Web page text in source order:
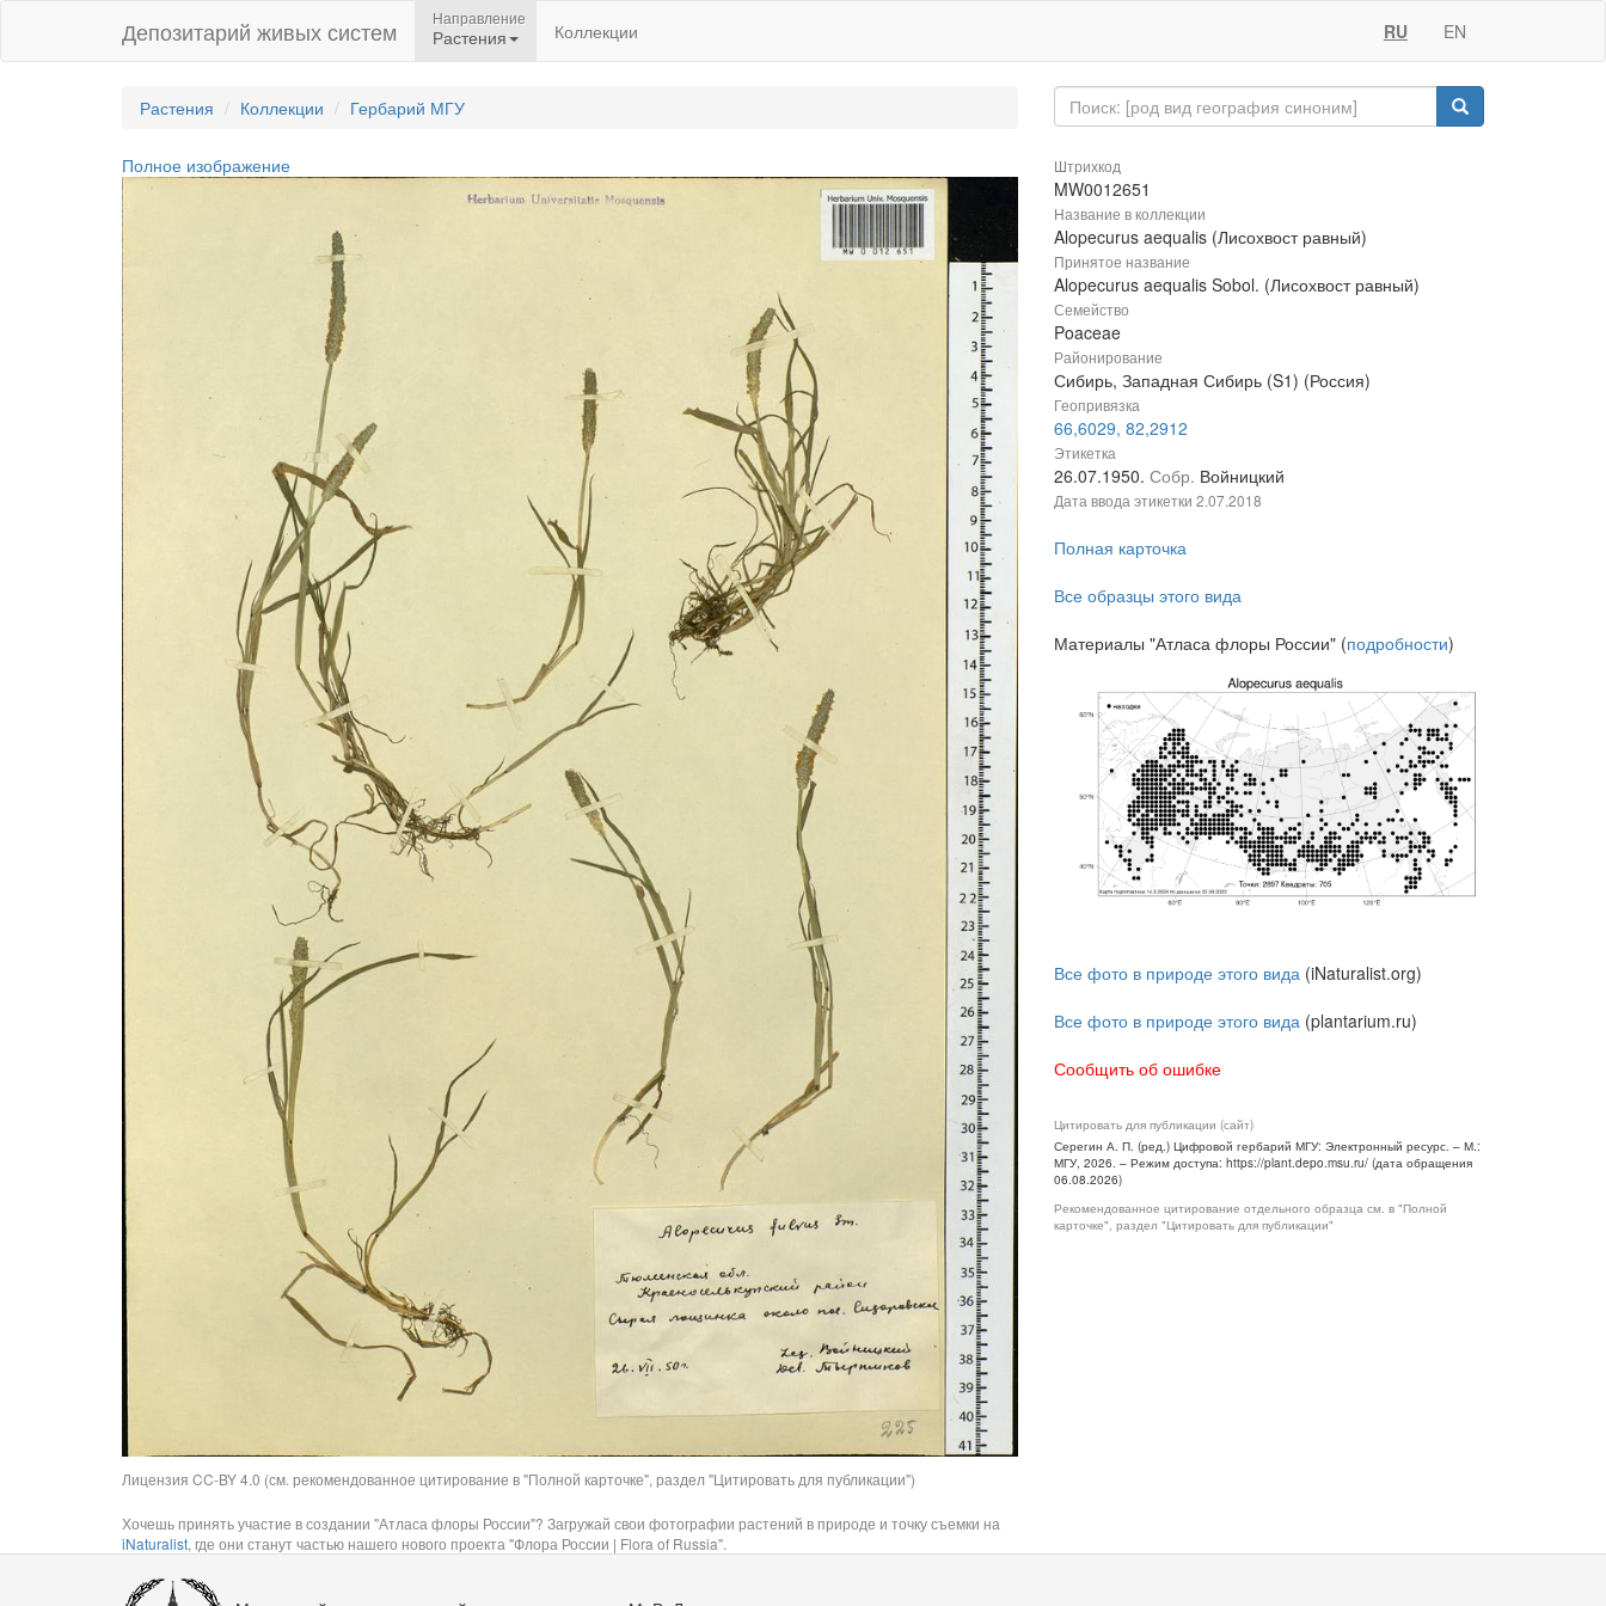
Депозитарий живых систем Направление
Растения Коллекции RU EN
Растения Коллекции Гербарий МГУ
Полное изображение
Лицензия CC-BY 4.0 (см. рекомендованное цитирование в "Полной карточке", раздел "Цитировать для публикации")
Хочешь принять участие в создании "Атласа флоры России"? Загружай свои фотографии растений в природе и точку съемки на
iNaturalist, где они станут частью нашего нового проекта "Флора России | Flora of Russia".
Штрихкод
MW0012651
Название в коллекции
Alopecurus aequalis (Лисохвост равный)
Принятое название
Alopecurus aequalis Sobol. (Лисохвост равный)
Семейство
Poaceae
Районирование
Сибирь, Западная Сибирь (S1) (Россия)
Геопривязка
66,6029, 82,2912
Этикетка
26.07.1950. Собр. Войницкий
Дата ввода этикетки 2.07.2018
Полная карточка
Все образцы этого вида
Материалы "Атласа флоры России" (подробности)
Все фото в природе этого вида (iNaturalist.org)
Все фото в природе этого вида (plantarium.ru)
Сообщить об ошибке
Цитировать для публикации (сайт)
Серегин А. П. (ред.) Цифровой гербарий МГУ: Электронный ресурс. – М.:
МГУ, 2026. – Режим доступа: https://plant.depo.msu.ru/ (дата обращения
06.08.2026)
Рекомендованное цитирование отдельного образца см. в "Полной
карточке", раздел "Цитировать для публикации"